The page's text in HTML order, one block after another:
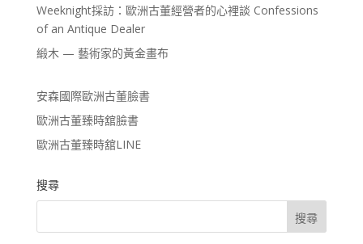
Weeknight採訪：歐洲古董經營者的心裡談 Confessions
of an Antique Dealer
緞木 — 藝術家的黃金畫布
安森國際歐洲古董臉書
歐洲古董臻時舘臉書
歐洲古董臻時舘LINE
搜尋